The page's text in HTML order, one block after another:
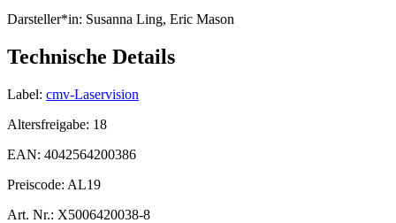
Darsteller*in: Susanna Ling, Eric Mason
Technische Details
Label: cmv-Laservision
Altersfreigabe: 18
EAN: 4042564200386
Preiscode: AL19
Art. Nr.: X5006420038-8